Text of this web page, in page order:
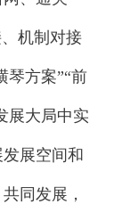
机制对接
琴方案”“前
展大局中实
展空间和
同发展，